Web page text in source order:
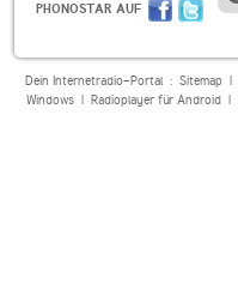
PHONOSTAR AUF
Dein Internetradio-Portal : Sitemap|
Windows| Radioplayer für Android|